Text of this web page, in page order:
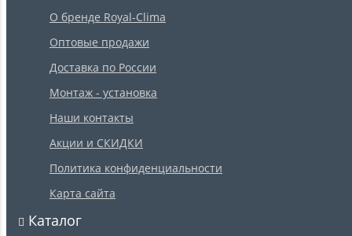
О бренде Royal-Clima
Оптовые продажи
Доставка по России
Монтаж - установка
Наши контакты
Акции и СКИДКИ
Политика конфиденциальности
Карта сайта
Каталог